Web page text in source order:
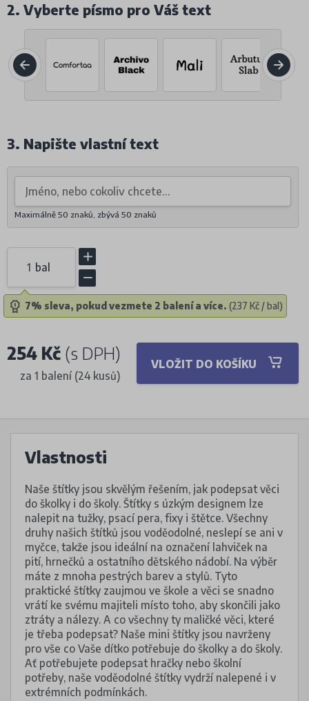
2. Vyberte písmo pro Váš text
3. Napište vlastní text
Maximálně 50 znaků, zbývá 50 znaků
bal
7% sleva, pokud vezmete 2 balení a více. (237 Kč / bal)
254 Kč (s DPH)
za 1 balení (24 kusů)
VLOŽIT DO KOŠÍKU
Vlastnosti
Naše štítky jsou skvělým řešením, jak podepsat věci
do školky i do školy. Štítky s úzkým designem lze
nalepit na tužky, psací pera, fixy i štětce. Všechny
druhy našich štítků jsou voděodolné, neslepí se ani v
myčce, takže jsou ideální na označení lahviček na
pití, hrnečků a ostatního dětského nádobí. Na výběr
máte z mnoha pestrých barev a stylů. Tyto
praktické štítky zaujmou ve škole a věci se snadno
vrátí ke svému majiteli místo toho, aby skončili jako
ztráty a nálezy. A co všechny ty maličké věci, které
je třeba podepsat? Naše mini štítky jsou navrženy
pro vše co Vaše dítko potřebuje do školky a do školy.
Ať potřebujete podepsat hračky nebo školní
potřeby, naše voděodolné štítky vydrží nalepené i v
extrémních podmínkách.